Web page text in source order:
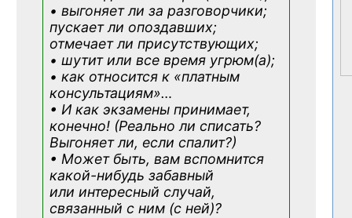
• выгоняет ли за разговорчики;
пускает ли опоздавших;
отмечает ли присутствующих;
• шутит или все время угрюм(а);
• как относится к «платным
консультациям»…
• И как экзамены принимает,
конечно! (Реально ли списать?
Выгоняет ли, если спалит?)
• Может быть, вам вспомнится
какой-нибудь забавный
или интересный случай,
связанный с ним (с ней)?